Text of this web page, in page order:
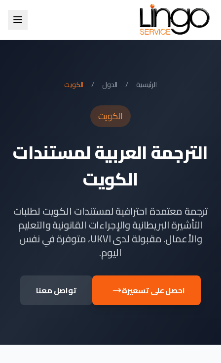
الرئيسية / الدول / الكويت
الكويت
الترجمة العربية لمستندات
الكويت
ترجمة معتمدة احترافية لمستندات الكويت لطلبات
التأشيرة البريطانية والإجراءات القانونية والتعليم
والأعمال. مقبولة لدى UKVI، متوفرة في نفس
اليوم.
احصل على تسعيرة تواصل معنا